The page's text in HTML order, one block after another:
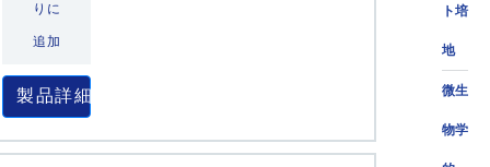
ト培
地
微生
物学
りに
追加
製品詳細